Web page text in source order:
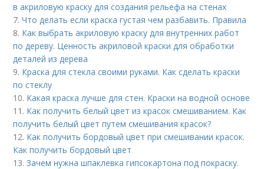
в акриловую краску для создания рельефа на стенах
7.Что делать если краска густая чем разбавить. Правила
8. Как выбрать акриловую краску для внутренних работ
по дереву. Ценность акриловой краски для обработки
деталей из дерева
9. Краска для стекла своими руками. Как сделать краски
по стеклу
10. Какая краска лучше для стен. Краски на водной основе
11. Как получить белый цвет из красок смешиванием. Как
получить белый цвет путем смешивания красок?
12. Как получить бордовый цвет при смешивании красок.
Как получить бордовый цвет
13.Зачем нужна шпаклевка гипсокартона под покраску.